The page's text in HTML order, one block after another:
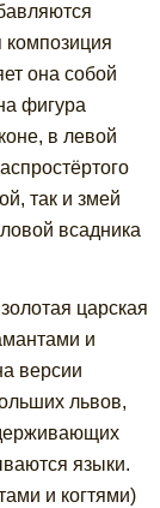
композиция
она собой
фигура
в левой
так и змей
всадника
царская
и
версии
львов,
языки.
и когтями)